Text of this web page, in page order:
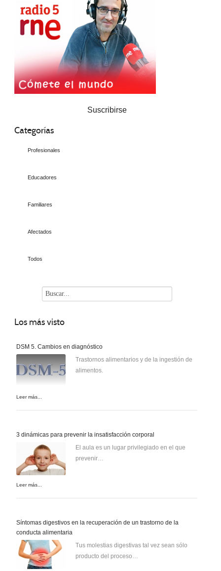
Suscribirse
Categorías
Profesionales
Educadores
Familiares
Afectados
Todos
Los más visto
DSM 5. Cambios en diagnóstico
Trastornos alimentarios y de la ingestión de
alimentos.
Leer más...
3 dinámicas para prevenir la insatisfacción corporal
El aula es un lugar privilegiado en el que
prevenir…
Leer más...
Síntomas digestivos en la recuperación de un trastorno de la
conducta alimentaria
Tus molestias digestivas tal vez sean sólo
producto del proceso…